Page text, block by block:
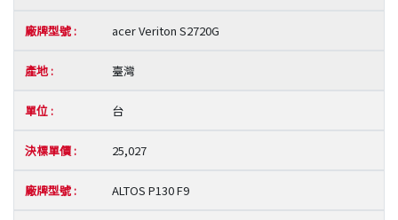
acer Veriton S2720G
臺灣
台
25,027
ALTOS P130 F9